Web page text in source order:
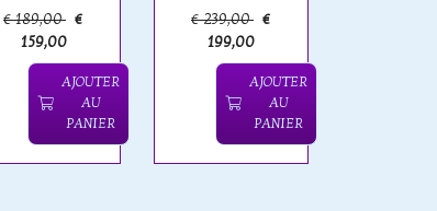
€ 189,00 €
159,00
AJOUTER
AU
PANIER
€ 239,00 €
199,00
AJOUTER
AU
PANIER